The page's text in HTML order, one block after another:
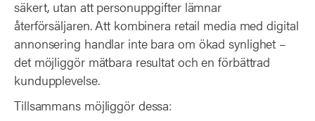
säkert, utan att personuppgifter lämnar
återförsäljaren. Att kombinera retail media med digital
annonsering handlar inte bara om ökad synlighet –
det möjliggör mätbara resultat och en förbättrad
kundupplevelse.
Tillsammans möjliggör dessa: